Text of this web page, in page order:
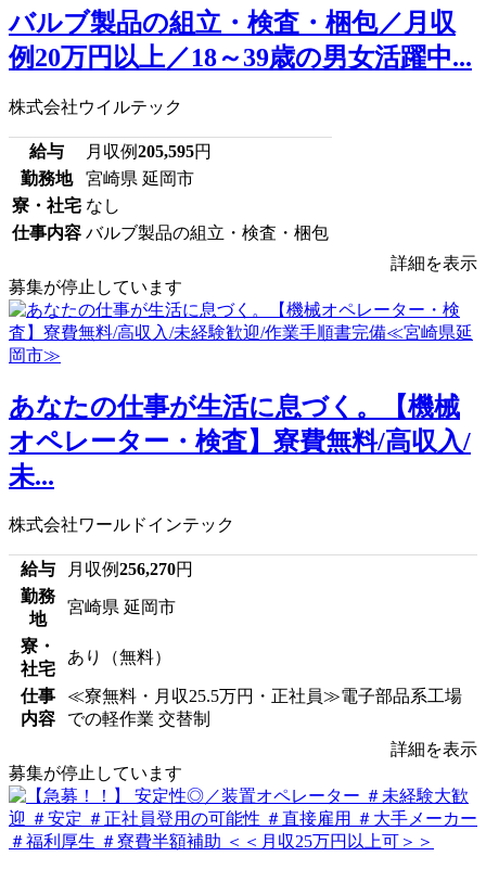
バルブ製品の組立・検査・梱包／月収
例20万円以上／18～39歳の男女活躍中...
株式会社ウイルテック
給与 月収例205,595円
勤務地
宮崎県 延岡市
寮・社宅 なし
仕事内容 バルブ製品の組立・検査・梱包
詳細を表示
募集が停止しています
あなたの仕事が生活に息づく。【機械
オペレーター・検査】寮費無料/高収入/
未...
株式会社ワールドインテック
給与 月収例256,270円
勤務
地
宮崎県 延岡市
寮・
社宅
あり（無料）
仕事
内容
≪寮無料・月収25.5万円・正社員≫電子部品系工場
での軽作業 交替制
詳細を表示
募集が停止しています